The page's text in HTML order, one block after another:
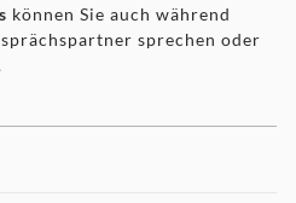
können Sie auch während
sprechen oder